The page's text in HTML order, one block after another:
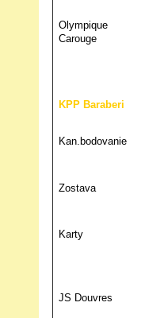
Olympique
Carouge
KPP Baraberi
Kan.bodovanie
Zostava
Karty
JS Douvres